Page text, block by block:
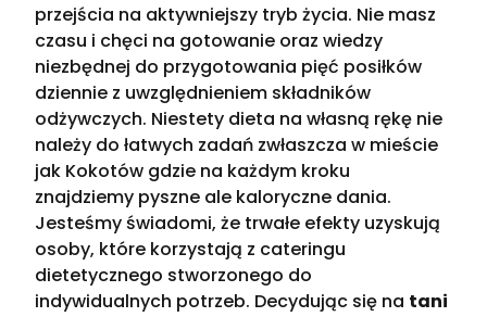
przejścia na aktywniejszy tryb życia. Nie masz
czasu i chęci na gotowanie oraz wiedzy
niezbędnej do przygotowania pięć posiłków
dziennie z uwzględnieniem składników
odżywczych. Niestety dieta na własną rękę nie
należy do łatwych zadań zwłaszcza w mieście
jak Kokotów gdzie na każdym kroku
znajdziemy pyszne ale kaloryczne dania.
Jesteśmy świadomi, że trwałe efekty uzyskują
osoby, które korzystają z cateringu
dietetycznego stworzonego do
indywidualnych potrzeb. Decydując się na tani